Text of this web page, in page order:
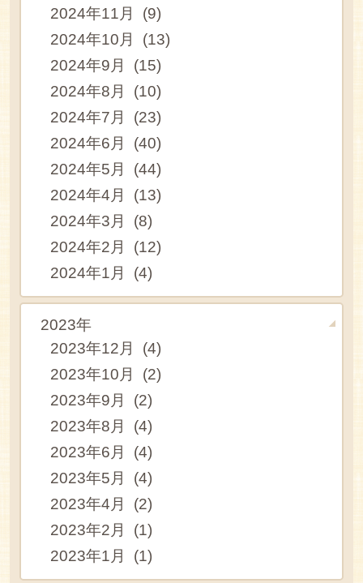
2024年11月 (9)
2024年10月 (13)
2024年9月 (15)
2024年8月 (10)
2024年7月 (23)
2024年6月 (40)
2024年5月 (44)
2024年4月 (13)
2024年3月 (8)
2024年2月 (12)
2024年1月 (4)
2023年
2023年12月 (4)
2023年10月 (2)
2023年9月 (2)
2023年8月 (4)
2023年6月 (4)
2023年5月 (4)
2023年4月 (2)
2023年2月 (1)
2023年1月 (1)